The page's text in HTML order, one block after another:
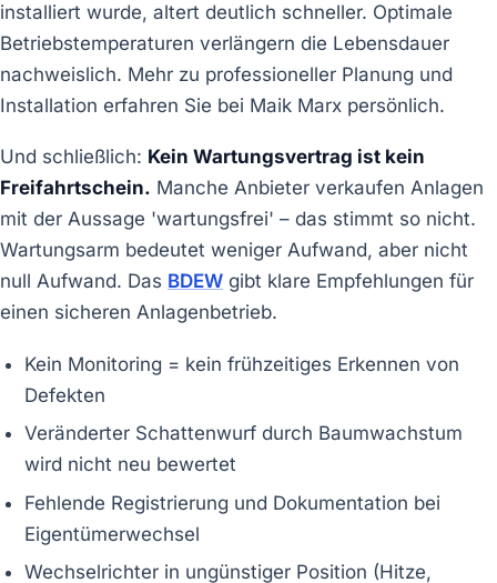
installiert wurde, altert deutlich schneller. Optimale
Betriebstemperaturen verlängern die Lebensdauer
nachweislich. Mehr zu professioneller Planung und
Installation erfahren Sie bei Maik Marx persönlich.
Und schließlich: Kein Wartungsvertrag ist kein
Freifahrtschein. Manche Anbieter verkaufen Anlagen
mit der Aussage 'wartungsfrei' – das stimmt so nicht.
Wartungsarm bedeutet weniger Aufwand, aber nicht
null Aufwand. Das BDEW gibt klare Empfehlungen für
einen sicheren Anlagenbetrieb.
Kein Monitoring = kein frühzeitiges Erkennen von
Defekten
Veränderter Schattenwurf durch Baumwachstum
wird nicht neu bewertet
Fehlende Registrierung und Dokumentation bei
Eigentümerwechsel
Wechselrichter in ungünstiger Position (Hitze,